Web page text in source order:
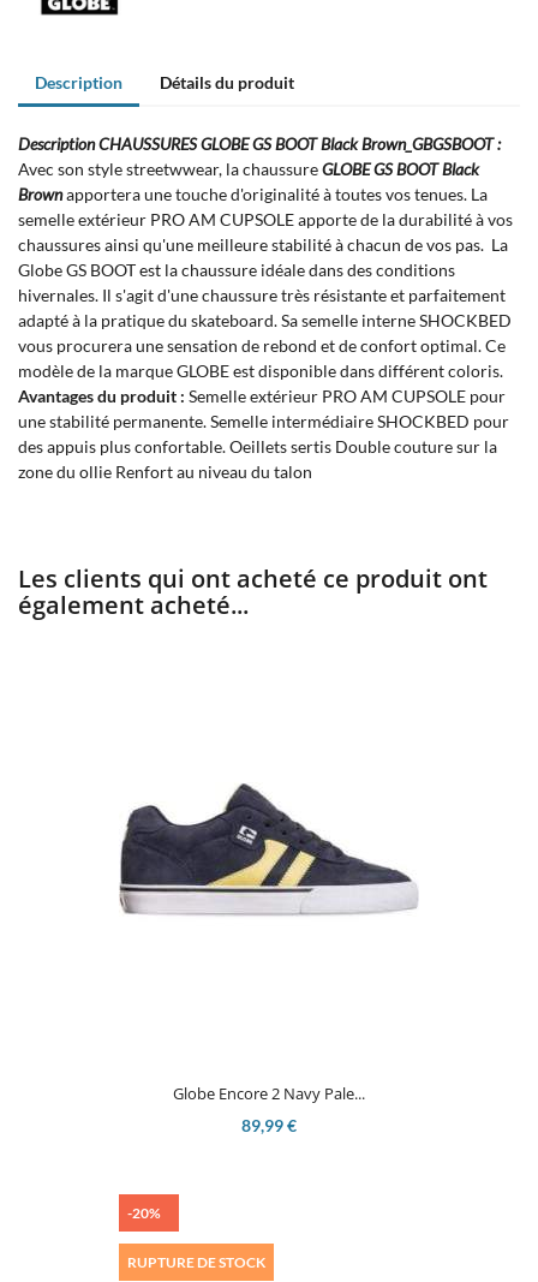
Description Détails du produit
Description CHAUSSURES GLOBE GS BOOT Black Brown_GBGSBOOT :
Avec son style streetwwear, la chaussureGLOBE GS BOOT Black
Brownapportera une touche d'originalité à toutes vos tenues. La
semelle extérieur PRO AM CUPSOLE apporte de la durabilité à vos
chaussures ainsi qu'une meilleure stabilité à chacun de vos pas. La
Globe GS BOOT est la chaussure idéale dans des conditions
hivernales. Il s'agit d'une chaussure très résistante et parfaitement
adapté à la pratique du skateboard. Sa semelle interne SHOCKBED
vous procurera une sensation de rebond et de confort optimal. Ce
modèle de la marque GLOBE est disponible dans différent coloris.
Avantages du produit : Semelle extérieur PRO AM CUPSOLE pour
une stabilité permanente. Semelle intermédiaire SHOCKBED pour
des appuis plus confortable. Oeillets sertis Double couture sur la
zone du ollie Renfort au niveau du talon
Les clients qui ont acheté ce produit ont
également acheté...
Globe Encore 2 Navy Pale...
89,99 €
-20%
RUPTURE DE STOCK